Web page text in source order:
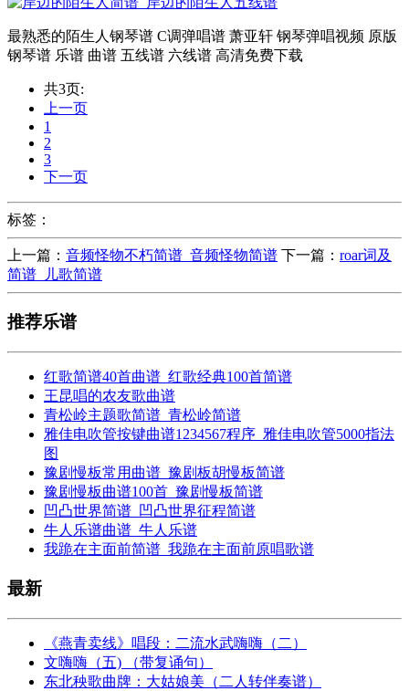
最熟悉的陌生人钢琴谱 C调弹唱谱 萧亚轩 钢琴弹唱视频 原版
钢琴谱 乐谱 曲谱 五线谱 六线谱 高清免费下载
共3页:
上一页
1
2
3
下一页
标签：
上一篇： 音频怪物不朽简谱_音频怪物简谱 下一篇： roar词及
简谱_儿歌简谱
推荐乐谱
红歌简谱40首曲谱_红歌经典100首简谱
王昆唱的农友歌曲谱
青松岭主题歌简谱_青松岭简谱
雅佳电吹管按键曲谱1234567程序_雅佳电吹管5000指法
图
豫剧慢板常用曲谱_豫剧板胡慢板简谱
豫剧慢板曲谱100首_豫剧慢板简谱
凹凸世界简谱_凹凸世界征程简谱
牛人乐谱曲谱_牛人乐谱
我跪在主面前简谱_我跪在主面前原唱歌谱
最新
《燕青卖线》唱段：二流水武嗨嗨（二）
文嗨嗨（五) （带复诵句）
东北秧歌曲牌：大姑娘美（二人转伴奏谱）